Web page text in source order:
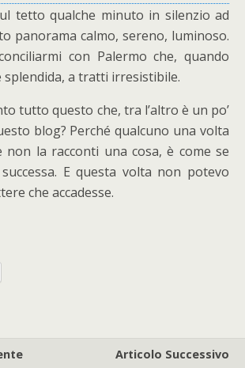
tetto qualche minuto in silenzio ad
panorama calmo, sereno, luminoso.
con Palermo che, quando
splendida, a tratti irresistibile.
tutto questo che, tra l’altro è un po’
blog? Perché qualcuno una volta
non la racconti una cosa, è come se
E questa volta non potevo
che accadesse.
Articolo Successivo